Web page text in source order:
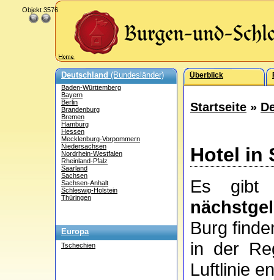
Deutschland(Bundesländer)
Baden-Württemberg
Bayern
Berlin
Brandenburg
Bremen
Hamburg
Hessen
Mecklenburg-Vorpommern
Niedersachsen
Nordrhein-Westfalen
Rheinland-Pfalz
Saarland
Sachsen
Sachsen-Anhalt
Schleswig-Holstein
Thüringen
Europa
Tschechien
Überblick
Startseite »
Hotel in
Es gibt
Burg
in der
Luftlinie
Objekt 3576